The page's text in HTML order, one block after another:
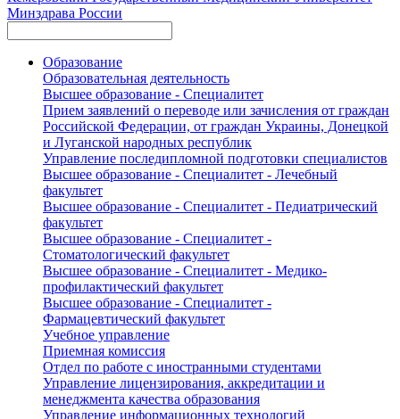
Минздрава России
Образование
Образовательная деятельность
Высшее образование - Специалитет
Прием заявлений о переводе или зачисления от граждан
Российской Федерации, от граждан Украины, Донецкой
и Луганской народных республик
Управление последипломной подготовки специалистов
Высшее образование - Специалитет - Лечебный
факультет
Высшее образование - Специалитет - Педиатрический
факультет
Высшее образование - Специалитет -
Стоматологический факультет
Высшее образование - Специалитет - Медико-
профилактический факультет
Высшее образование - Специалитет -
Фармацевтический факультет
Учебное управление
Приемная комиссия
Отдел по работе с иностранными студентами
Управление лицензирования, аккредитации и
менеджмента качества образования
Управление информационных технологий